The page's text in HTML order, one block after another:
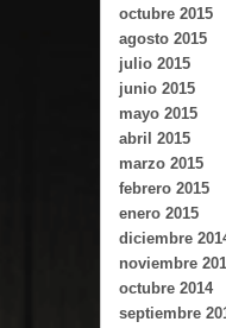
octubre 2015
agosto 2015
julio 2015
junio 2015
mayo 2015
abril 2015
marzo 2015
febrero 2015
enero 2015
diciembre
noviembre
octubre 2014
septiembre